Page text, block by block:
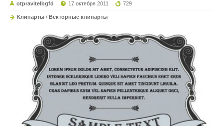
otpravitelbgfd 17 октября 2011 729
Клипарты / Векторные клипарты